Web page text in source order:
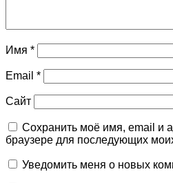
Имя *
Email *
Сайт
Сохранить моё имя, email и
браузере для последующих
Уведомить меня о новых